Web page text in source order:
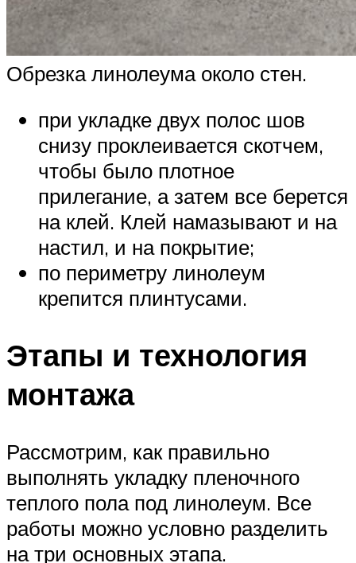
Обрезка линолеума около стен.
при укладке двух полос шов
снизу проклеивается скотчем,
чтобы было плотное
прилегание, а затем все берется
на клей. Клей намазывают и на
настил, и на покрытие;
по периметру линолеум
крепится плинтусами.
Этапы и технология
монтажа
Рассмотрим, как правильно
выполнять укладку пленочного
теплого пола под линолеум. Все
работы можно условно разделить
на три основных этапа.